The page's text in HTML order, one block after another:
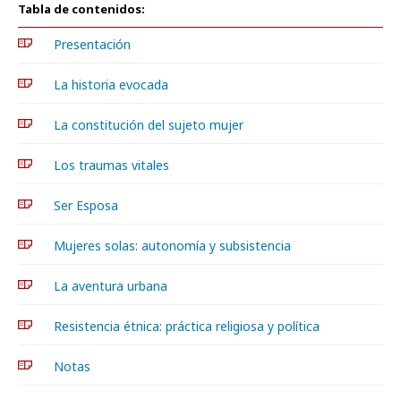
Tabla de contenidos:
Presentación
La historia evocada
La constitución del sujeto mujer
Los traumas vitales
Ser Esposa
Mujeres solas: autonomía y subsistencia
La aventura urbana
Resistencia étnica: práctica religiosa y política
Notas